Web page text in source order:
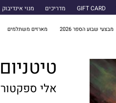
GIFT CARD מדריכים מנוי אינדיבוק
מבצעי שבוע הספר 2026 מארזים משתלמים
טיטניום
אלי ספקטור